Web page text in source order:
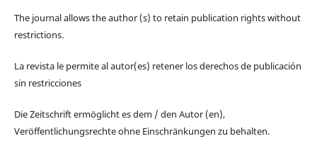
The journal allows the author (s) to retain publication rights without
restrictions.
La revista le permite al autor(es) retener los derechos de publicación
sin restricciones
Die Zeitschrift ermöglicht es dem / den Autor (en),
Veröffentlichungsrechte ohne Einschränkungen zu behalten.